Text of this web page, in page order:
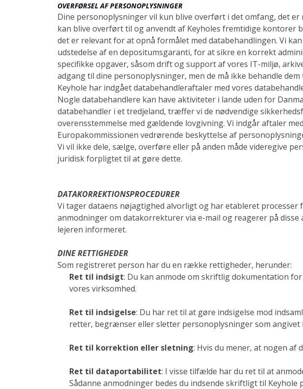
OVERFØRSEL AF PERSONOPLYSNINGER
Dine personoplysninger vil kun blive overført i det omfang, det
kan blive overført til og anvendt af Keyholes fremtidige kontorer
det er relevant for at opnå formålet med databehandlingen. Vi
udstedelse af en depositumsgaranti, for at sikre en korrekt
specifikke opgaver, såsom drift og support af vores IT-miljø,
adgang til dine personoplysninger, men de må ikke behandle
Keyhole har indgået databehandleraftaler med vores
Nogle databehandlere kan have aktiviteter i lande uden for
databehandler i et tredjeland, træffer vi de nødvendige
overensstemmelse med gældende lovgivning. Vi indgår aftaler
Europakommissionen vedrørende beskyttelse af
Vi vil ikke dele, sælge, overføre eller på anden måde videregive
juridisk forpligtet til at gøre dette.
DATAKORREKTIONSPROCEDURER
Vi tager dataens nøjagtighed alvorligt og har etableret
anmodninger om datakorrekturer via e-mail og reagerer på
lejeren informeret.
DINE RETTIGHEDER
Som registreret person har du en række rettigheder, herunder:
Ret til indsigt: Du kan anmode om skriftlig dokumentation
vores virksomhed.
Ret til indsigelse: Du har ret til at gøre indsigelse mod
retter, begrænser eller sletter personoplysninger som angivet i
Ret til korrektion eller sletning: Hvis du mener, at nogen
Ret til dataportabilitet: I visse tilfælde har du ret til at
Sådanne anmodninger bedes du indsende skriftligt til Keyhole